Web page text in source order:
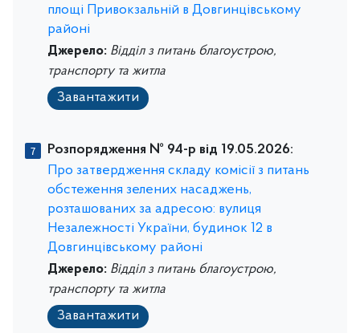
площі Привокзальній в Довгинцівському
районі
Джерело: Відділ з питань благоустрою,
транспорту та житла
Завантажити
Розпорядження № 94-р від 19.05.2026:
Про затвердження складу комісії з питань
обстеження зелених насаджень,
розташованих за адресою: вулиця
Незалежності України, будинок 12 в
Довгинцівському районі
Джерело: Відділ з питань благоустрою,
транспорту та житла
Завантажити